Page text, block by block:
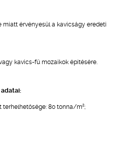
miatt érvényesül a kavicságy eredeti
kavics-fű mozaikok építésére.
adatai:
terhelhetősége: 80 tonna/m2;